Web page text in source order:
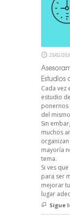
25/02/
Estudios
Cada vez
estudio
ponernos
del
Sin
muchos
mayoría
tema.
Si ves
para ser
mejorar
lugar
Sigue